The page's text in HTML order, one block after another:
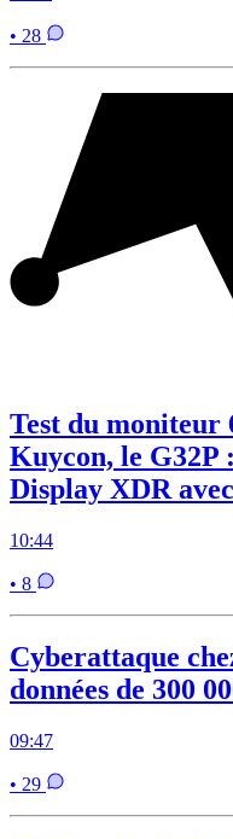
• 28
Test du moniteur
Kuycon, le G32P
Display XDR
10:44
• 8
Cyberattaque
données de 300
09:47
• 29